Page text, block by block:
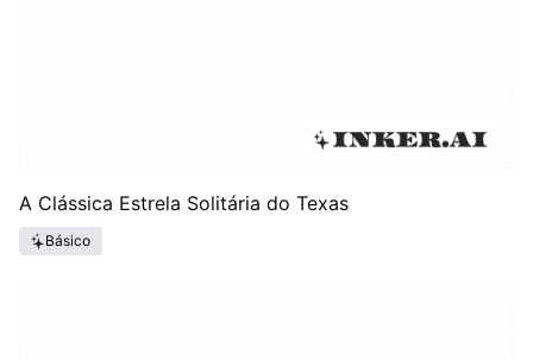
A Clássica Estrela Solitária do Texas
Básico